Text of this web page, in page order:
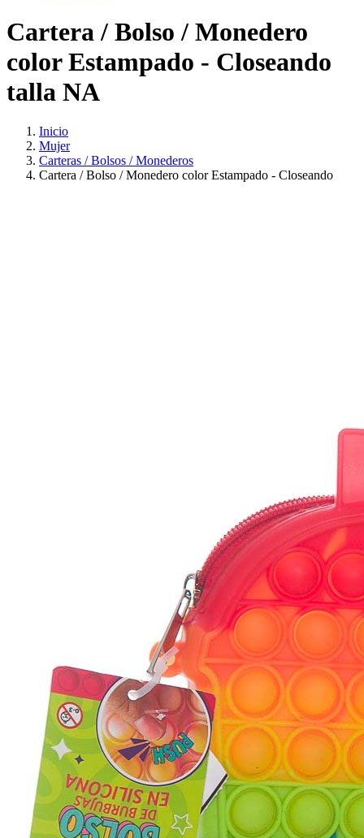
Cartera / Bolso / Monedero
color Estampado - Closeando
talla NA
Inicio
Mujer
Carteras / Bolsos / Monederos
Cartera / Bolso / Monedero color Estampado - Closeando